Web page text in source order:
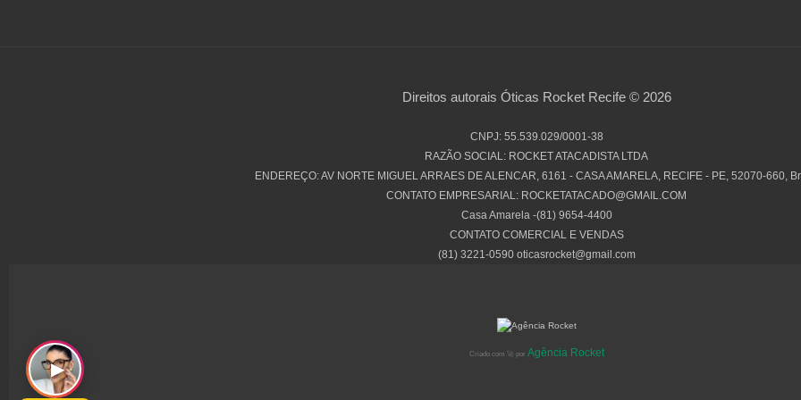
Direitos autorais Óticas Rocket Recife © 2026
CNPJ: 55.539.029/0001-38
RAZÃO SOCIAL: ROCKET ATACADISTA LTDA
ENDEREÇO: AV NORTE MIGUEL ARRAES DE ALENCAR, 6161 - CASA AMARELA, RECIFE - PE, 52070-660,
CONTATO EMPRESARIAL: ROCKETATACADO@GMAIL.COM
Casa Amarela -(81) 9654-4400
CONTATO COMERCIAL E VENDAS
(81) 3221-0590 oticasrocket@gmail.com
Criado com 🚀 por Agência Rocket
▶